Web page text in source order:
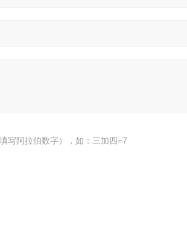
写阿拉伯数字），如：三加四=7